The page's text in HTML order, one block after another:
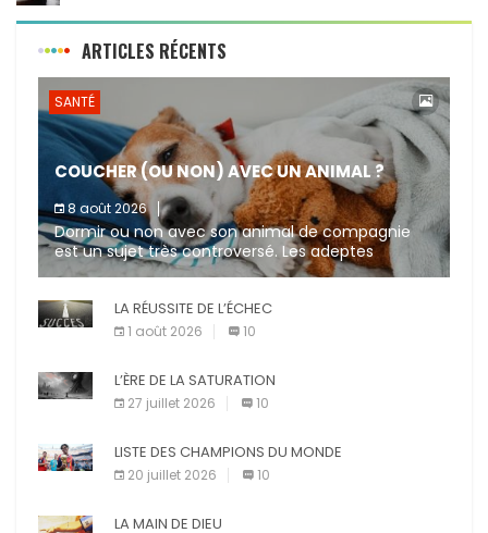
ARTICLES RÉCENTS
SANTÉ
COUCHER (OU NON) AVEC UN ANIMAL ?
8 août 2026
Dormir ou non avec son animal de compagnie
est un sujet très controversé. Les adeptes
affirment que la présence de leur compagnon à
LA RÉUSSITE DE L’ÉCHEC
1 août 2026 10
L’ÈRE DE LA SATURATION
27 juillet 2026 10
LISTE DES CHAMPIONS DU MONDE
20 juillet 2026 10
LA MAIN DE DIEU